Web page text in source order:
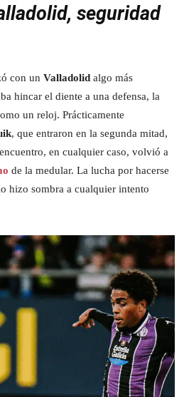
seguridad
con un Valladolid algo más
hincar el diente a una defensa, la
un reloj. Prácticamente
, que entraron en la segunda mitad,
en cualquier caso, volvió a
de la medular. La lucha por hacerse
hizo sombra a cualquier intento